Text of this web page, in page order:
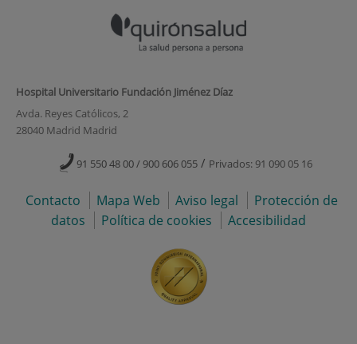
Hospital Universitario Fundación Jiménez Díaz
Avda. Reyes Católicos, 2
28040 Madrid Madrid
91 550 48 00 / 900 606 055 / Privados: 91 090 05 16
Contacto Mapa Web Aviso legal
Protección de
datos
Política de cookies Accesibilidad